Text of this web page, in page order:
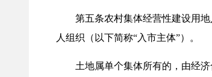
第五条农村集体经营性建设用地
人组织（以下简称“入市主体”）。
土地属单个集体所有的，由经济